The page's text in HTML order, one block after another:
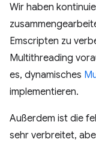
Wir haben
Emscripten zu
Multithreading
es, dynamisches
implementieren.
Außerdem ist die
sehr verbreitet,